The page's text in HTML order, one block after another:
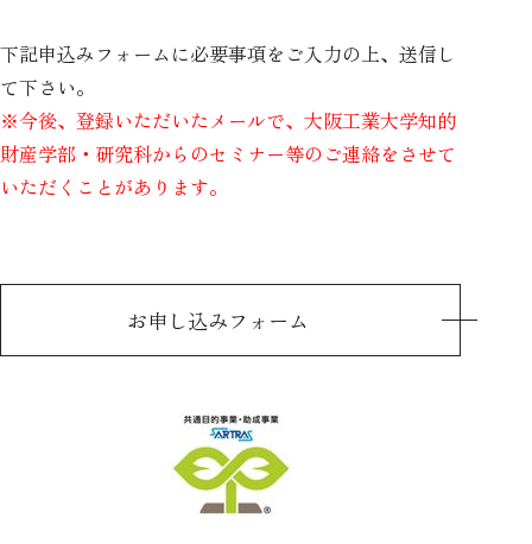
下記申込みフォームに必要事項をご入力の上、送信し
て下さい。
※今後、登録いただいたメールで、大阪工業大学知的
財産学部・研究科からのセミナー等のご連絡をさせて
いただくことがあります。
お申し込みフォーム